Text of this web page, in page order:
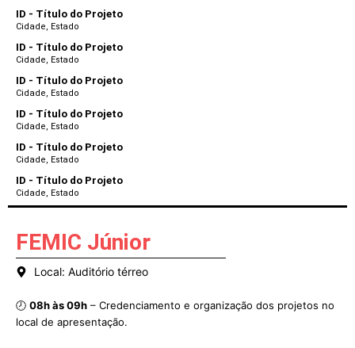
ID - Título do Projeto
Cidade, Estado
ID - Título do Projeto
Cidade, Estado
ID - Título do Projeto
Cidade, Estado
ID - Título do Projeto
Cidade, Estado
ID - Título do Projeto
Cidade, Estado
ID - Título do Projeto
Cidade, Estado
FEMIC Júnior
Local​: Auditório térreo
🕗 08h às 09h – Credenciamento e organização dos projetos no
local de apresentação.